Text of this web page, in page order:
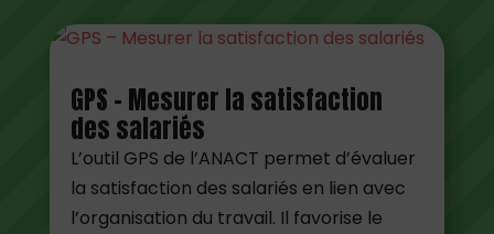
GPS – Mesurer la satisfaction
des salariés
L’outil GPS de l’ANACT permet d’évaluer
la satisfaction des salariés en lien avec
l’organisation du travail. Il favorise le